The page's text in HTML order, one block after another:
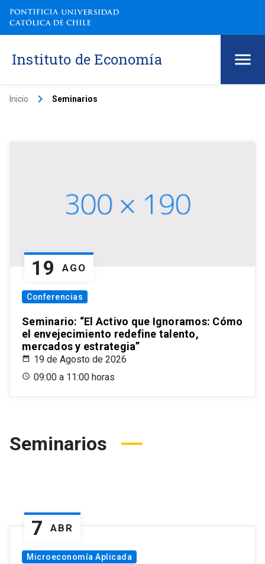
Instituto de Economía
Inicio keyboard_arrow_right Seminarios
19 AGO
Conferencias
Seminario: “El Activo que Ignoramos: Cómo
el envejecimiento redefine talento,
mercados y estrategia”
19 de Agosto de 2026
09:00 a 11:00 horas
Seminarios
7 ABR
Microeconomía Aplicada